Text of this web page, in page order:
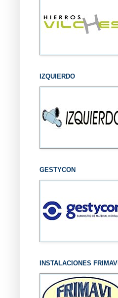
IZQUIERDO
GESTYCON
INSTALACIONES FRIMAVI